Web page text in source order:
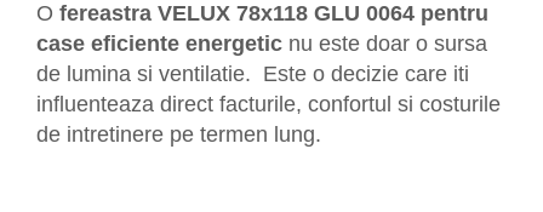
O fereastra VELUX 78x118 GLU 0064 pentru
case eficiente energetic nu este doar o sursa
de lumina si ventilatie. Este o decizie care iti
influenteaza direct facturile, confortul si costurile
de intretinere pe termen lung.